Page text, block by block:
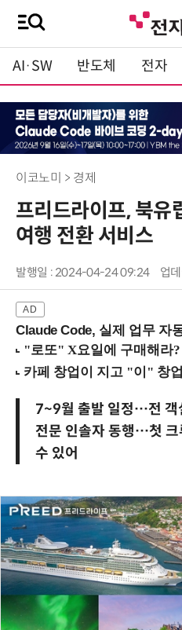
AI·SW 반도체 전자
이코노미 > 경제
프리드라이프, 북유
여행 전환 서비스
발행일 : 2024-04-24 09:24 업
Claude Code, 실제 업무 자동화 프
7~9월 출발 일정…전 객
전문 인솔자 동행…첫 크
수 있어